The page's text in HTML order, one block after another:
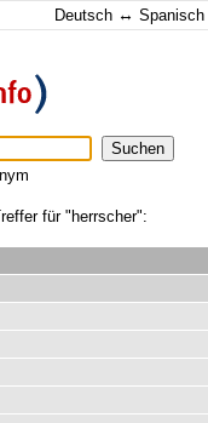
Deutsch ↔ Spanisch
für "herrscher":